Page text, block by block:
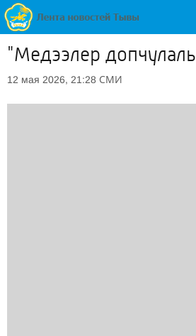
"Медээлер
12 мая 2026, 21:28 СМИ